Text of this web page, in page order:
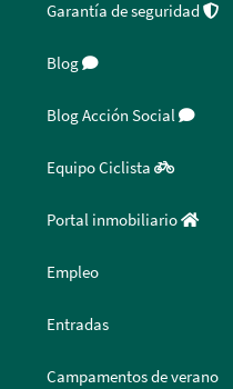
Garantía de seguridad
Blog
Blog Acción Social
Equipo Ciclista
Portal inmobiliario
Empleo
Entradas
Campamentos de verano